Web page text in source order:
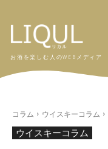
お酒を楽しむ人のWEBメディア
コラム ウイスキーコラム
ウイスキーコラム